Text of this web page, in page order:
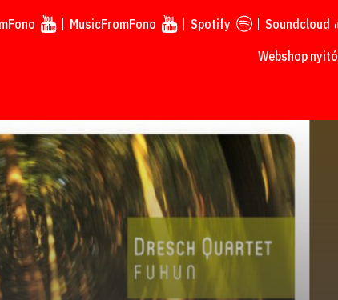
MusicFromFono Spotify Soundcloud
Webshop nyitó